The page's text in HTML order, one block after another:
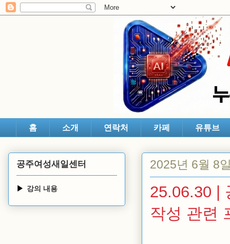
홈 소개 연락처 카페 유튜브
2025년 6월 8
25.06.30 |
작성 관련
공주여성새일센터
강의 내용